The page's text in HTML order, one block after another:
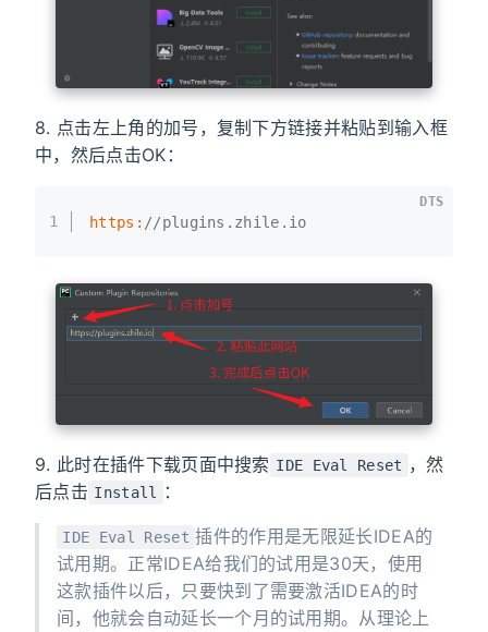
8. 点击左上角的加号，复制下方链接并粘贴到输入框
中，然后点击OK：
1 https: //plugins.zhile.io
DTS
9. 此时在插件下载页面中搜索 IDE Eval Reset ，然
后点击 Install ：
IDE Eval Reset 插件的作用是无限延长IDEA的
试用期。正常IDEA给我们的试用是30天，使用
这款插件以后，只要快到了需要激活IDEA的时
间，他就会自动延长一个月的试用期。从理论上